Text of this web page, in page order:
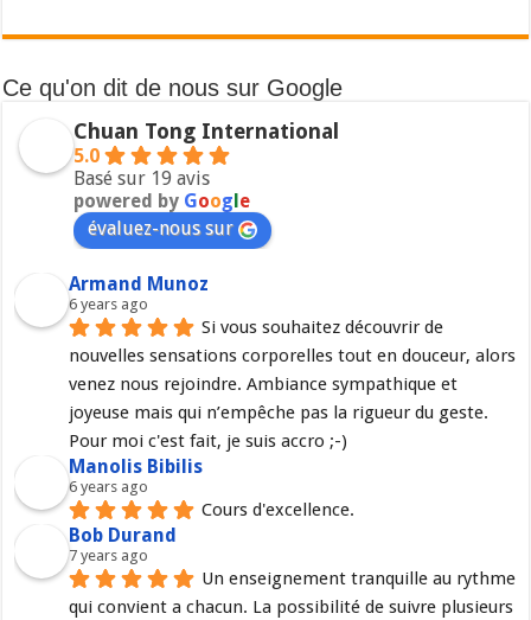
Ce qu'on dit de nous sur Google
Chuan Tong International
5.0
Basé sur 19 avis
powered by Goog e
évaluez-nous sur
Armand Munoz
6 years ago
Si vous souhaitez découvrir de
nouvelles sensations corporelles tout en douceur, alors
venez nous rejoindre. Ambiance sympathique et
joyeuse mais qui n’empêche pas la rigueur du geste.
Pour moi c'est fait, je suis accro ;-)
Manolis Bibilis
6 years ago
Cours d'excellence.
Bob Durand
7 years ago
Un enseignement tranquille au rythme
qui convient a chacun. La possibilité de suivre plusieurs